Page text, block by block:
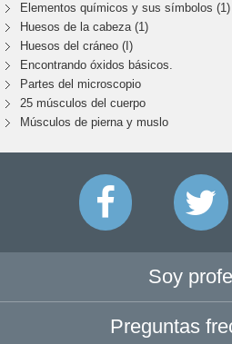
Elementos químicos y sus símbolos (1)
Huesos de la cabeza (1)
Huesos del cráneo (I)
Encontrando óxidos básicos.
Partes del microscopio
25 músculos del cuerpo
Músculos de pierna y muslo
Soy
Preguntas